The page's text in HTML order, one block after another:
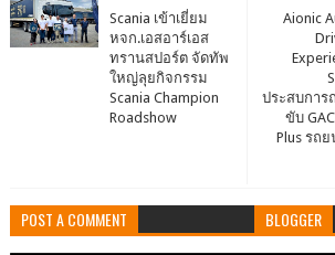
Aionic
ประสบกา
ขับ
Plus รถ
Scania เข้าเยี่ยม
หจก.เอสอาร์เอส
ทรานสปอร์ต จัดทัพ
ใหญ่ลุยกิจกรรม
Scania Champion
Roadshow
POST A COMMENT BLOGGER